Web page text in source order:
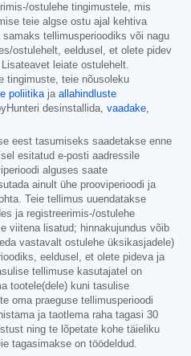
ostulehe tingimustele, mis
teie algse ostu ajal kehtiva
tellimusperioodiks või nagu
ostulehelt, eeldusel, et olete pidev
leiate ostulehelt.
tingimuste, teie nõusoleku
poliitikaja allahindluste
desinstallida, vaadake,
eest tasumiseks saadetakse enne
esitatud e-posti aadressile
alguses saate
ainult ühe prooviperioodi ja
Teie tellimus uuendatakse
ja registreerimis-/ostulehe
viitena lisatud; hinnakujundus võib
vastavalt ostulehe üksikasjadele)
eeldusel, et olete pideva ja
tellimuse kasutajatel on
tootele(dele) kuni tasulise
oma praeguse tellimusperioodi
ja taotlema raha tagasi 30
ning te lõpetate kohe täieliku
tagasimakse on töödeldud.